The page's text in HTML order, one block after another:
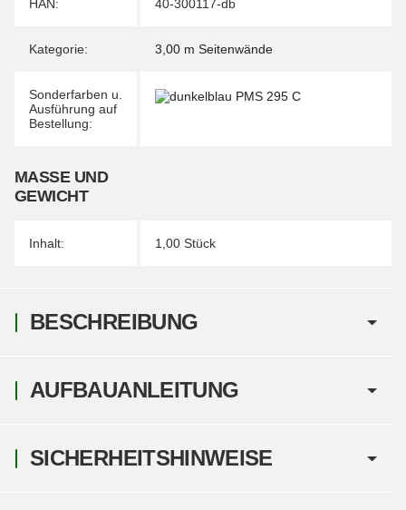
Produkteigenschaft
Wert
HAN: 40-300117-db
Kategorie: 3,00 m Seitenwände
Sonderfarben u.
Ausführung auf
Bestellung:
MASSE UND G
EWICHT
Inhalt: 1,00 Stück
BESCHREIBUNG
AUFBAUANLEITUNG
SICHERHEITSHINWEISE